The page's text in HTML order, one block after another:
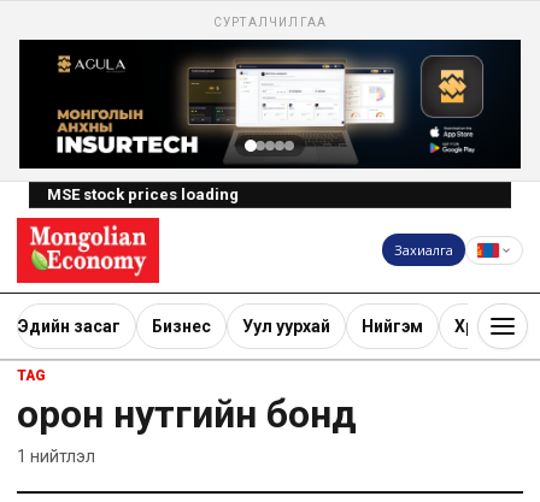
СУРТАЛЧИЛГАА
MSE stock prices loading
Захиалга
Эдийн засаг Бизнес Уул уурхай Нийгэм Хөрөнгө
TAG
орон нутгийн бонд
1 нийтлэл